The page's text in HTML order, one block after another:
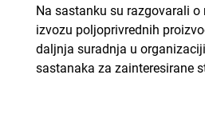
Na sastanku su razgovarali
izvozu poljoprivrednih
daljnja suradnja u
sastanaka za zainteresirane